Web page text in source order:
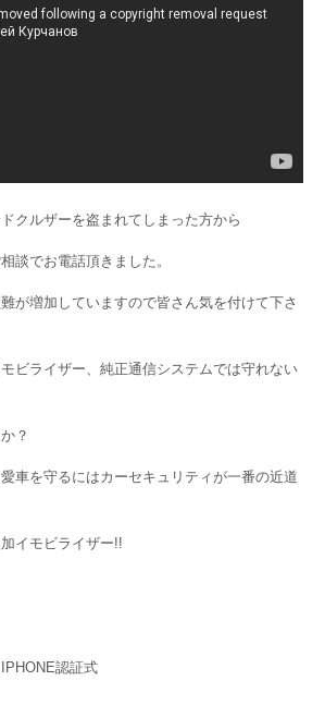
クルザーを盗まれてしまった方から
談でお電話頂きました。
が増加していますので皆さん気を付けて下さ
ビライザー、純正通信システムでは守れない
？
車を守るにはカーセキュリティが一番の近道
イモビライザー!!
認証式